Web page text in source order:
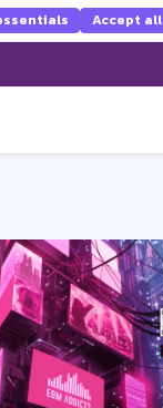
Accept all